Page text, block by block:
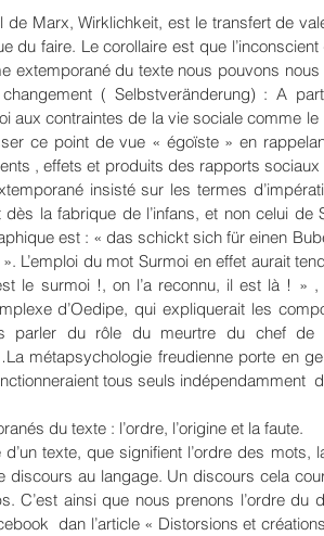
de Marx, Wirklichkeit, est le transfert de
du faire. Le corollaire est que
extemporané du texte nous pouvons
changement ( Selbstveränderung) : A
aux contraintes de la vie sociale comme
ce point de vue « égoïste » en
, effets et produits des rapports
insisté sur les termes
dès la fabrique de l’infans, et non celui
est : « das schickt sich für einen
L’emploi du mot Surmoi en effet aurait
le surmoi !, on l’a reconnu, il est là ! »
d’Oedipe, qui expliquerait les
parler du rôle du meurtre du chef
métapsychologie freudienne porte en
tous seuls indépendamment
du texte : l’ordre, l’origine et la faute.
d’un texte, que signifient l’ordre des
discours au langage. Un discours cela
C’est ainsi que nous prenons l’ordre du
dan l’article « Distorsions et